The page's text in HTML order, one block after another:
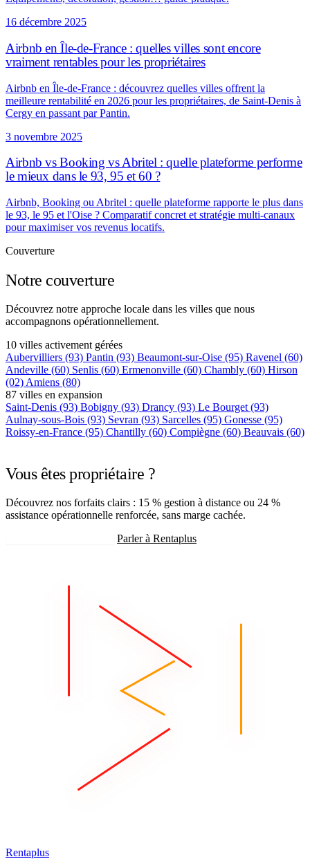
16 décembre 2025
Airbnb en Île-de-France : quelles villes sont encore
vraiment rentables pour les propriétaires
Airbnb en Île-de-France : découvrez quelles villes offrent la
meilleure rentabilité en 2026 pour les propriétaires, de Saint-Denis à
Cergy en passant par Pantin.
3 novembre 2025
Airbnb vs Booking vs Abritel : quelle plateforme performe
le mieux dans le 93, 95 et 60 ?
Airbnb, Booking ou Abritel : quelle plateforme rapporte le plus dans
le 93, le 95 et l'Oise ? Comparatif concret et stratégie multi-canaux
pour maximiser vos revenus locatifs.
Couverture
Notre couverture
Découvrez notre approche locale dans les villes que nous
accompagnons opérationnellement.
10 villes activement gérées
Aubervilliers (93) Pantin (93) Beaumont-sur-Oise (95) Ravenel (60)
Andeville (60) Senlis (60) Ermenonville (60) Chambly (60) Hirson
(02) Amiens (80)
87 villes en expansion
Saint-Denis (93) Bobigny (93) Drancy (93) Le Bourget (93)
Aulnay-sous-Bois (93) Sevran (93) Sarcelles (95) Gonesse (95)
Roissy-en-France (95) Chantilly (60) Compiègne (60) Beauvais (60)
Vous êtes propriétaire ?
Découvrez nos forfaits clairs : 15 % gestion à distance ou 24 %
assistance opérationnelle renforcée, sans marge cachée.
Parler à Rentaplus
Rentaplus